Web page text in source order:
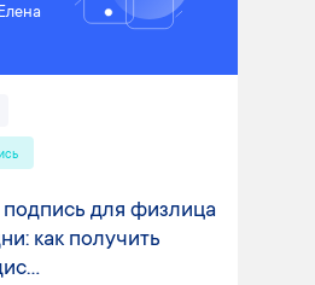
для физлица
как получить